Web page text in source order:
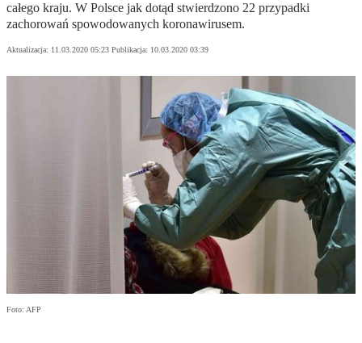
całego kraju. W Polsce jak dotąd stwierdzono 22 przypadki
zachorowań spowodowanych koronawirusem.
Aktualizacja: 11.03.2020 05:23 Publikacja: 10.03.2020 03:39
Foto: AFP